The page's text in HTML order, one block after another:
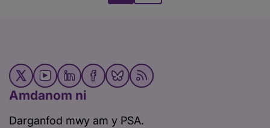
Amdanom ni
Darganfod mwy am y PSA.